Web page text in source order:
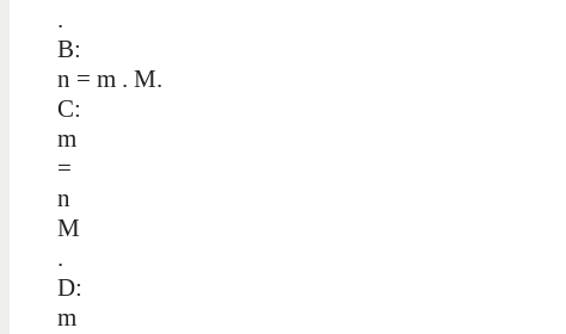
.
B:
n = m . M.
C:
m
=
n
M
.
D:
m